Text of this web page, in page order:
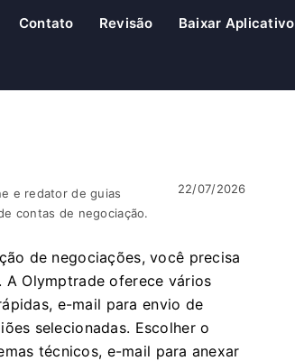
Contato Revisão Baixar Aplicativo
e redator de guias
contas de negociação.
22/07/2026
de negociações, você precisa
A Olymptrade oferece vários
e-mail para envio de
selecionadas. Escolher o
técnicos, e-mail para anexar